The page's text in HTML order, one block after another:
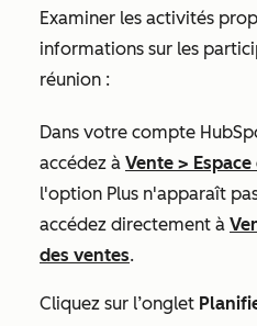
Examiner les activités
informations sur les
réunion :
Dans votre compte
accédez à Vente >
l'option Plus n'apparaît
accédez directement à
des ventes.
Cliquez sur l’onglet